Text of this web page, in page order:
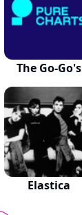
The Go-Go's
Elastica